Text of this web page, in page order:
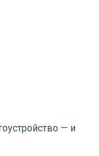
— и